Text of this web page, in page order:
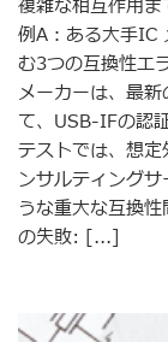
複雑な相互作用
例A：ある大手IC
む3つの互換性エ
メーカーは、最
て、USB-IFの認
テストでは、想
ンサルティング
うな重大な互換
の失敗: [...]